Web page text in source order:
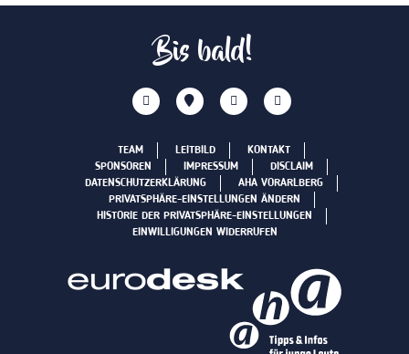
Bis bald!
TEAM LEITBILD
KONTAKT
SPONSOREN
IMPRESSUM
DISCLAIM
DATENSCHUTZERKLÄRUNG
AHA VORARLBERG
PRIVATSPHÄRE-EINSTELLUNGEN ÄNDERN
HISTORIE DER PRIVATSPHÄRE-EINSTELLUNGEN
EINWILLIGUNGEN WIDERRUFEN